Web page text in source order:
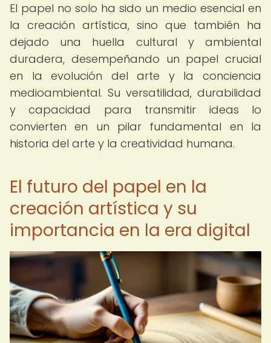
El papel no solo ha sido un medio esencial en
la creación artística, sino que también ha
dejado una huella cultural y ambiental
duradera, desempeñando un papel crucial
en la evolución del arte y la conciencia
medioambiental. Su versatilidad, durabilidad
y capacidad para transmitir ideas lo
convierten en un pilar fundamental en la
historia del arte y la creatividad humana.
El futuro del papel en la
creación artística y su
importancia en la era digital